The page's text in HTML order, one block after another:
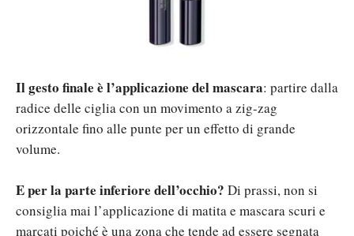
Il gesto finale è l’applicazione del mascara: partire dalla
radice delle ciglia con un movimento a zig-zag
orizzontale fino alle punte per un effetto di grande
volume.
E per la parte inferiore dell’occhio? Di prassi, non si
consiglia mai l’applicazione di matita e mascara scuri e
marcati poiché è una zona che tende ad essere segnata